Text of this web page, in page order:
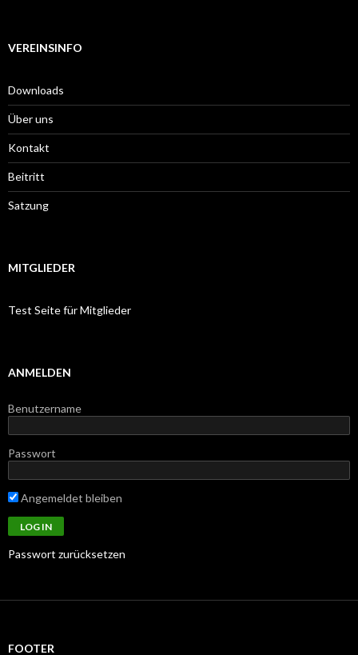
VEREINSINFO
Downloads
Über uns
Kontakt
Beitritt
Satzung
MITGLIEDER
Test Seite für Mitglieder
ANMELDEN
Benutzername
Passwort
Angemeldet bleiben
Passwort zurücksetzen
FOOTER